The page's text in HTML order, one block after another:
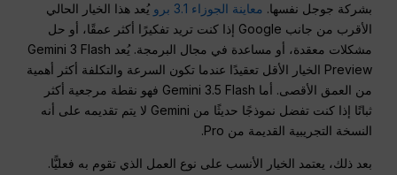
بشركة جوجل نفسها. معاينة الجوزاء 3.1 برو
يُعد هذا الخيار الحالي
الأقرب من جانب Google إذا كنت تريد تفكيرًا أكثر عمقًا، أو حل
مشكلات معقدة، أو مساعدة في مجال البرمجة. يُعد Gemini 3 Flash
Preview الخيار الأقل تعقيدًا عندما تكون السرعة والتكلفة أكثر أهمية
من العمق الأقصى. أما Gemini 3.5 Flash فهو نقطة مرجعية أكثر
ثباتًا إذا كنت تفضل نموذجًا حديثًا من Gemini لا يتم تقديمه على أنه
النسخة التجريبية القديمة من Pro.
بعد ذلك، يعتمد الخيار الأنسب على نوع العمل الذي تقوم به فعليًّا.